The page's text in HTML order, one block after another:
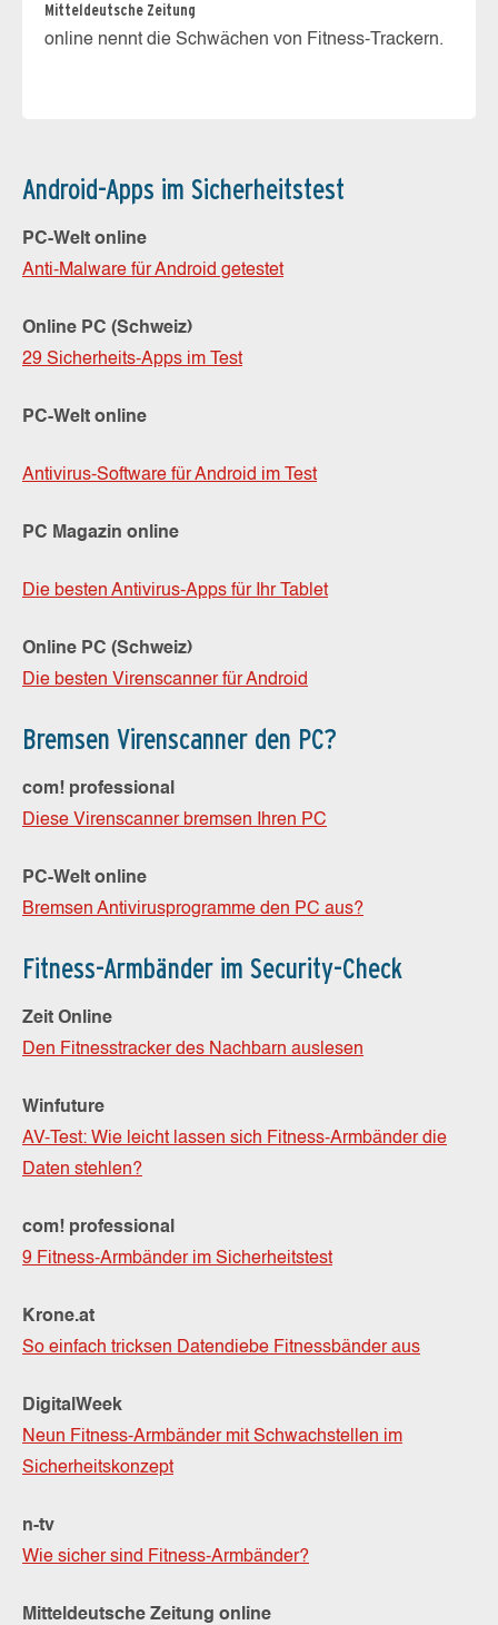
Mitteldeutsche Zeitung
online nennt die Schwächen von Fitness-Trackern.
Android-Apps im Sicherheitstest
PC-Welt online
Anti-Malware für Android getestet
Online PC (Schweiz)
29 Sicherheits-Apps im Test
PC-Welt online
Antivirus-Software für Android im Test
PC Magazin online
Die besten Antivirus-Apps für Ihr Tablet
Online PC (Schweiz)
Die besten Virenscanner für Android
Bremsen Virenscanner den PC?
com! professional
Diese Virenscanner bremsen Ihren PC
PC-Welt online
Bremsen Antivirusprogramme den PC aus?
Fitness-Armbänder im Security-Check
Zeit Online
Den Fitnesstracker des Nachbarn auslesen
Winfuture
AV-Test: Wie leicht lassen sich Fitness-Armbänder die
Daten stehlen?
com! professional
9 Fitness-Armbänder im Sicherheitstest
Krone.at
So einfach tricksen Datendiebe Fitnessbänder aus
DigitalWeek
Neun Fitness-Armbänder mit Schwachstellen im
Sicherheitskonzept
n-tv
Wie sicher sind Fitness-Armbänder?
Mitteldeutsche Zeitung online